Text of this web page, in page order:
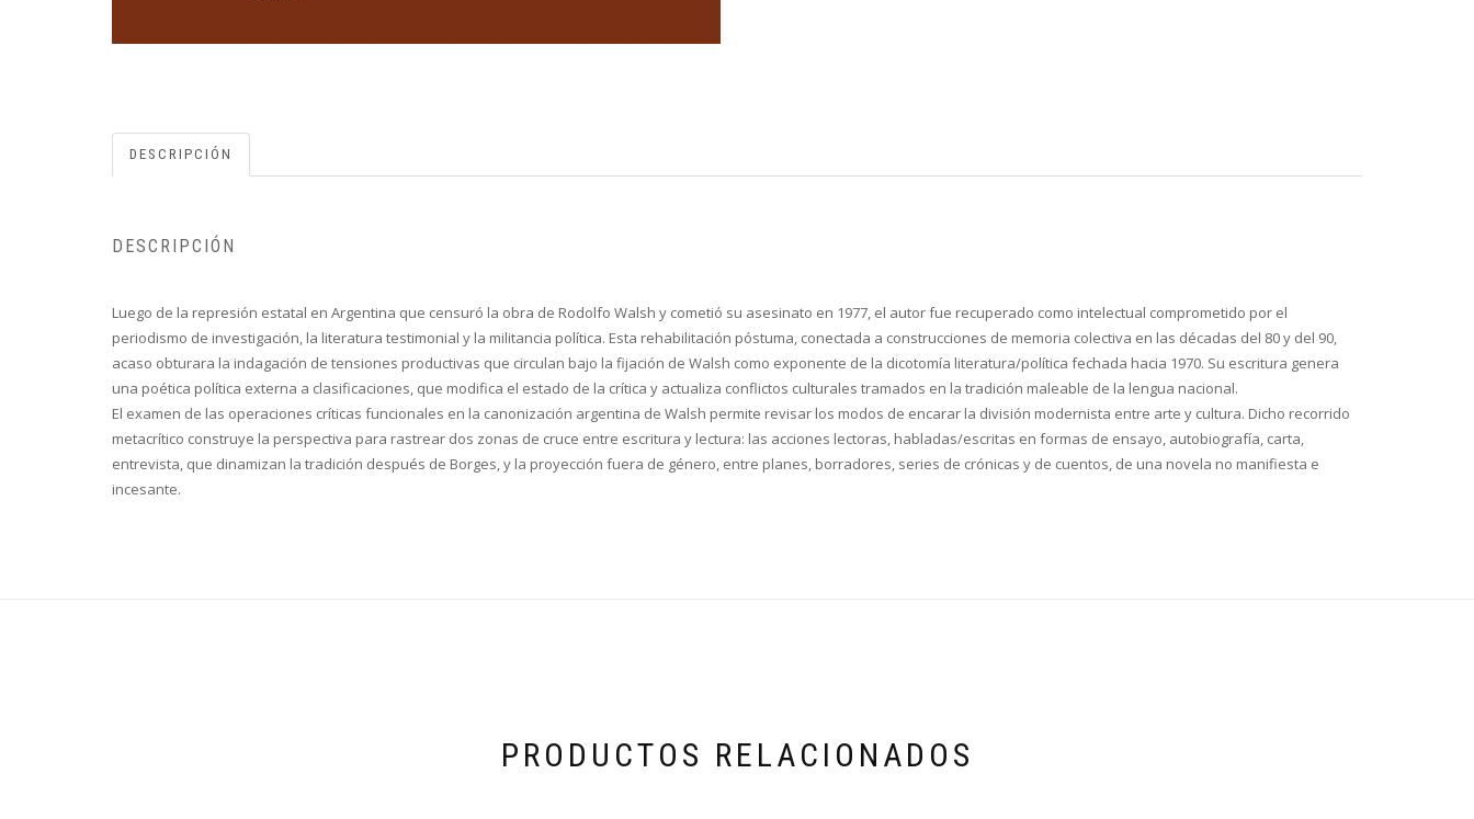
DESCRIPCIÓN
DESCRIPCIÓN
Luego de la represión estatal en Argentina que censuró la obra de Rodolfo Walsh y cometió su asesinato en 1977, el autor fue recuperado como intelectual comprometido por el
periodismo de investigación, la literatura testimonial y la militancia política. Esta rehabilitación póstuma, conectada a construcciones de memoria colectiva en las décadas del 80 y del 90,
acaso obturara la indagación de tensiones productivas que circulan bajo la fijación de Walsh como exponente de la dicotomía literatura/política fechada hacia 1970. Su escritura genera
una poética política externa a clasificaciones, que modifica el estado de la crítica y actualiza conflictos culturales tramados en la tradición maleable de la lengua nacional.
El examen de las operaciones críticas funcionales en la canonización argentina de Walsh permite revisar los modos de encarar la división modernista entre arte y cultura. Dicho recorrido
metacrítico construye la perspectiva para rastrear dos zonas de cruce entre escritura y lectura: las acciones lectoras, habladas/escritas en formas de ensayo, autobiografía, carta,
entrevista, que dinamizan la tradición después de Borges, y la proyección fuera de género, entre planes, borradores, series de crónicas y de cuentos, de una novela no manifiesta e
incesante.
PRODUCTOS RELACIONADOS